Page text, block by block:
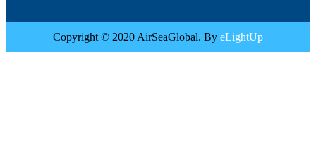
Copyright © 2020 AirSeaGlobal. By eLightUp